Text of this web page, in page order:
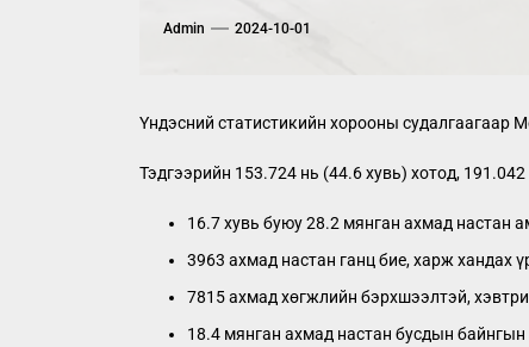
Admin 2024-10-01
Үндэсний статистикийн хорооны судалгаагаар
Тэдгээрийн 153.724 нь (44.6 хувь) хотод,
16.7 хувь буюу 28.2 мянган ахмад настан
3963 ахмад настан ганц бие, харж хандах
7815 ахмад хөгжлийн бэрхшээлтэй,
18.4 мянган ахмад настан бусдын